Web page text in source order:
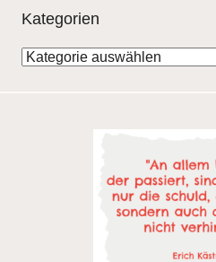
Kategorien
Kategorien